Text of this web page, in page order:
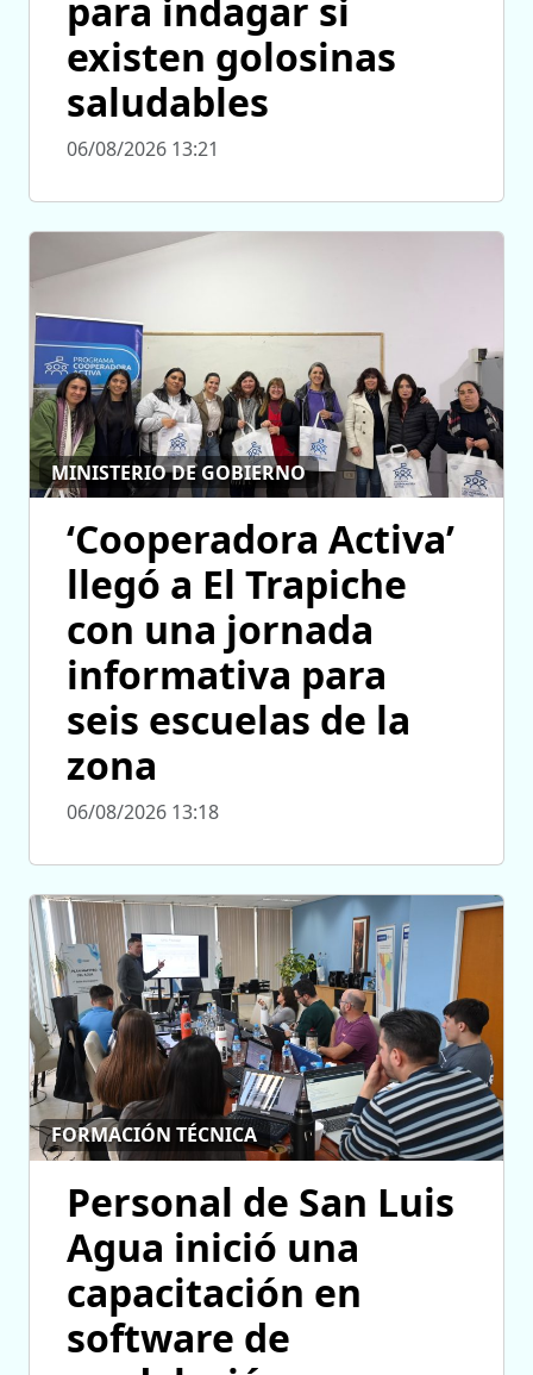
para indagar si
existen golosinas
saludables
06/08/2026 13:21
MINISTERIO DE GOBIERNO
‘Cooperadora Activa’
llegó a El Trapiche
con una jornada
informativa para
seis escuelas de la
zona
06/08/2026 13:18
FORMACIÓN TÉCNICA
Personal de San Luis
Agua inició una
capacitación en
software de